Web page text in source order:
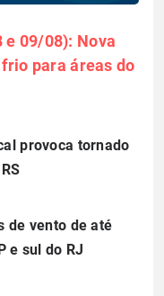
e 09/08): Nova
para áreas do
provoca tornado
de vento de até
e sul do RJ